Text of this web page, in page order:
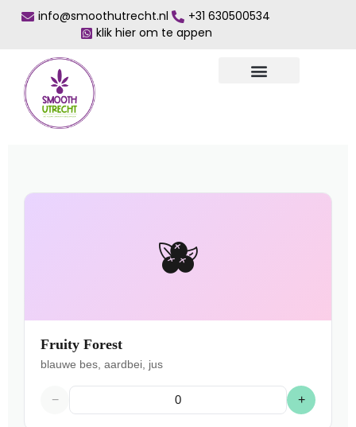
info@smoothutrecht.nl
+31 630500534
klik hier om te appen
🫐
Fruity Forest
blauwe bes, aardbei, jus
− +